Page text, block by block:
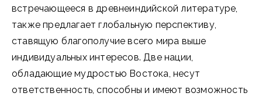
встречающееся в древнеиндийской литературе,
также предлагает глобальную перспективу,
ставящую благополучие всего мира выше
индивидуальных интересов. Две нации,
обладающие мудростью Востока, несут
ответственность, способны и имеют возможность